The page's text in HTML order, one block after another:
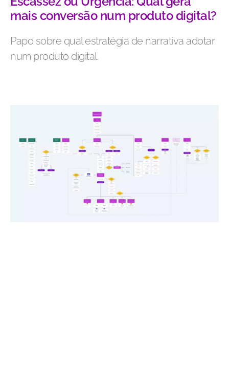
mais conversão num produto digital?
Papo sobre qual estratégia de narrativa adotar
num produto digital.